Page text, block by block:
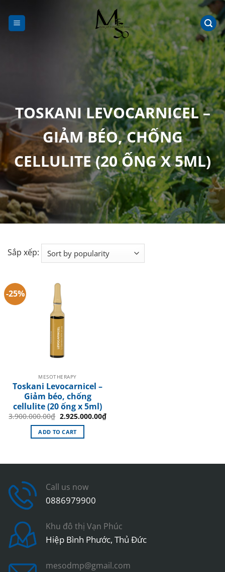
đến
nội
TOSKANI LEVOCARNICEL –
GIẢM BÉO, CHỐNG
CELLULITE (20 ỐNG X 5ML)
Sắp xếp:
-25%
MESOTHERAPY
Toskani Levocarnicel –
Giảm béo, chống
cellulite (20 ống x 5ml)
3.900.000.00₫ Original
price
was:
3.900.000.00₫.
2.925.000.00₫Current
price
ADD TO CART
Call us now
0886979900
Khu đô thị Vạn Phúc
Hiệp Bình Phước, Thủ Đức
mesodmp@gmail.com